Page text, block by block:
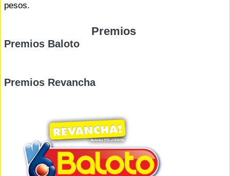
pesos.
Premios
Premios Baloto
Premios Revancha